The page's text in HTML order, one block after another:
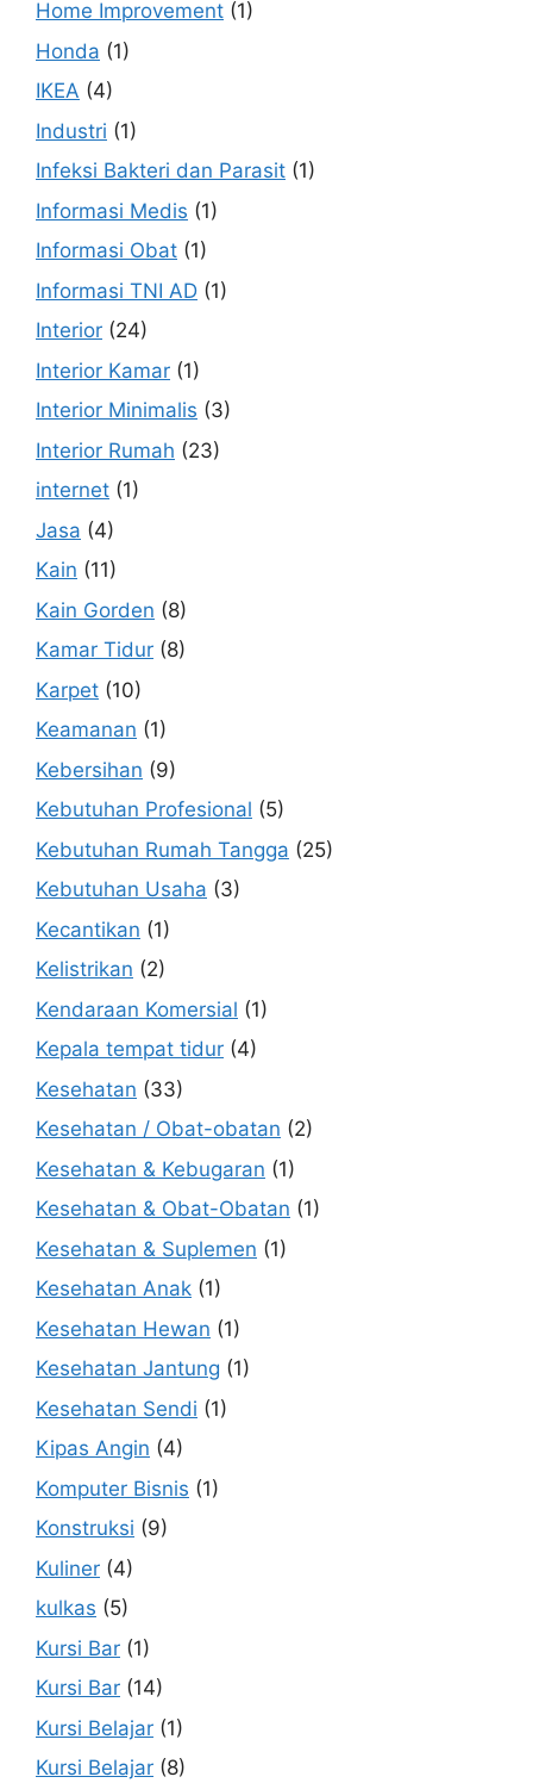
Home Improvement (1)
Honda (1)
IKEA (4)
Industri (1)
Infeksi Bakteri dan Parasit (1)
Informasi Medis (1)
Informasi Obat (1)
Informasi TNI AD (1)
Interior (24)
Interior Kamar (1)
Interior Minimalis (3)
Interior Rumah (23)
internet (1)
Jasa (4)
Kain (11)
Kain Gorden (8)
Kamar Tidur (8)
Karpet (10)
Keamanan (1)
Kebersihan (9)
Kebutuhan Profesional (5)
Kebutuhan Rumah Tangga (25)
Kebutuhan Usaha (3)
Kecantikan (1)
Kelistrikan (2)
Kendaraan Komersial (1)
Kepala tempat tidur (4)
Kesehatan (33)
Kesehatan / Obat-obatan (2)
Kesehatan & Kebugaran (1)
Kesehatan & Obat-Obatan (1)
Kesehatan & Suplemen (1)
Kesehatan Anak (1)
Kesehatan Hewan (1)
Kesehatan Jantung (1)
Kesehatan Sendi (1)
Kipas Angin (4)
Komputer Bisnis (1)
Konstruksi (9)
Kuliner (4)
kulkas (5)
Kursi Bar (1)
Kursi Bar (14)
Kursi Belajar (1)
Kursi Belajar (8)